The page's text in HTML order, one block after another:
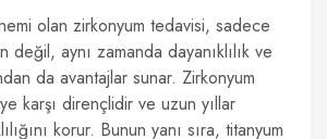
olan zirkonyum tedavisi, sadece
değil, aynı zamanda dayanıklılık ve
da avantajlar sunar. Zirkonyum
karşı dirençlidir ve uzun yıllar
korur. Bunun yanı sıra, titanyum